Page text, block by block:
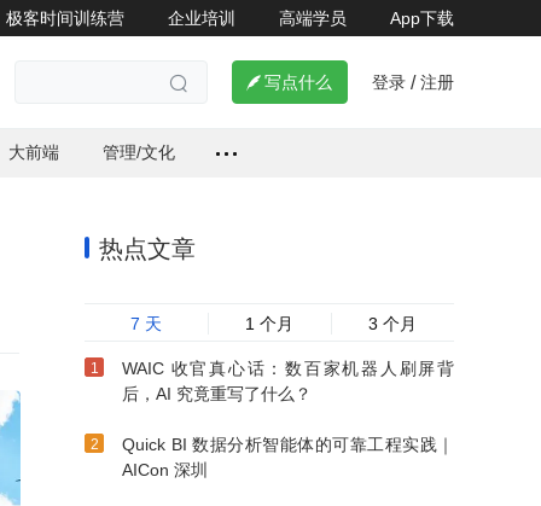
极客时间训练营 企业培训 高端学员 App下载
  写点什么 登录 / 注册
大前端 管理/文化
热点文章
7 天 1 个月 3 个月
WAIC 收官真心话：数百家机器人刷屏背
后，AI 究竟重写了什么？
Quick BI 数据分析智能体的可靠工程实践｜
AICon 深圳